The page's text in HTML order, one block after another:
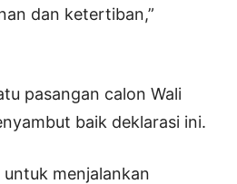
dan ketertiban,”
pasangan calon Wali
baik deklarasi ini.
menjalankan